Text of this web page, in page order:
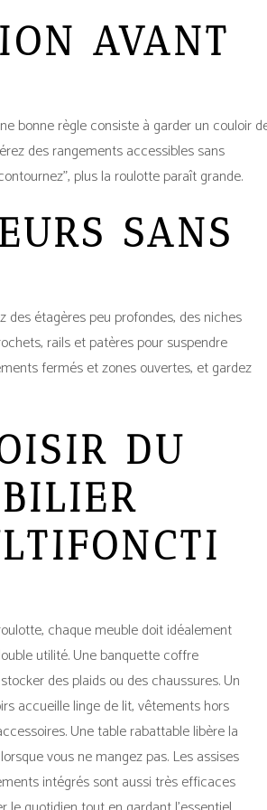
AVANT
bonne règle consiste à garder un couloir
des rangements accessibles sans
plus la roulotte paraît grande.
SANS
étagères peu profondes, des niches
rails et patères pour suspendre
fermés et zones ouvertes, et gardez
DU
chaque meuble doit idéalement
utilité. Une banquette coffre
des plaids ou des chaussures. Un
accueille linge de lit, vêtements hors
Une table rabattable libère la
vous ne mangez pas. Les assises
intégrés sont aussi très efficaces